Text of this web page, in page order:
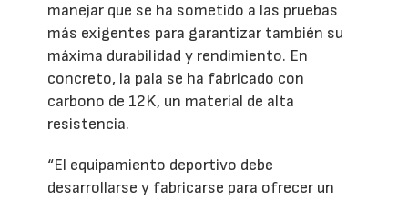
manejar que se ha sometido a las pruebas
más exigentes para garantizar también su
máxima durabilidad y rendimiento. En
concreto, la pala se ha fabricado con
carbono de 12K, un material de alta
resistencia.
“El equipamiento deportivo debe
desarrollarse y fabricarse para ofrecer un